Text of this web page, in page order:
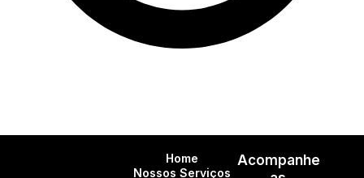
Home
Nossos Serviços
Acompanhe